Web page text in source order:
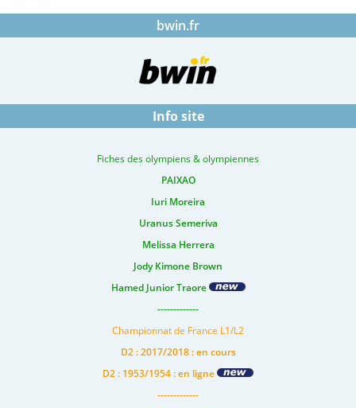
bwin.fr
Info site
Fiches des olympiens & olympiennes
PAIXAO
Iuri Moreira
Uranus Semeriva
Melissa Herrera
Jody Kimone Brown
Hamed Junior Traore
-------------
Championnat de France L1/L2
D2 : 2017/2018 : en cours
D2 : 1953/1954 : en ligne
-------------